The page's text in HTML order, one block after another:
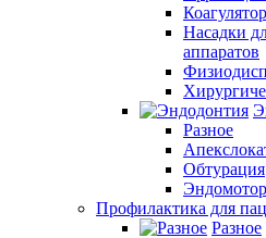
Насадки
аппаратов
Разное
Обтурация
Профилактика для
Разное